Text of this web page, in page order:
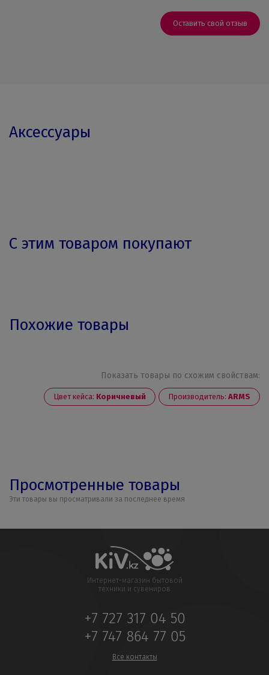
Оставить свой отзыв
Аксессуары
С этим товаром покупают
Похожие товары
Показать товары по схожим свойствам:
Цвет кейса: Коричневый Производитель: ARMS
Просмотренные товары
Эти товары вы просматривали за последнее время
Интернет-магазин бытовой
техники и сувениров
+7 727 317 04 50
+7 747 864 77 05
Все контакты